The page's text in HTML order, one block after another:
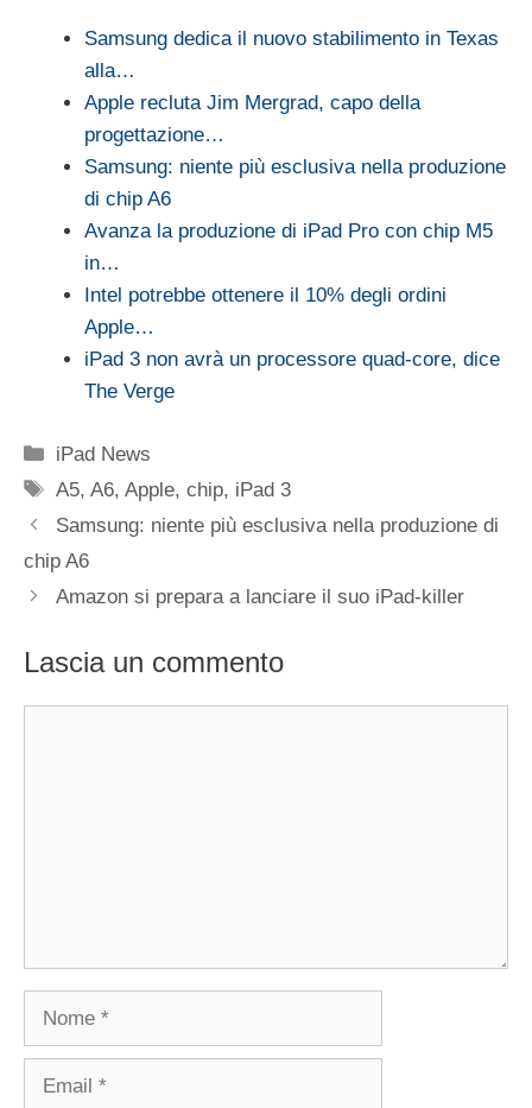
Samsung dedica il nuovo stabilimento in Texas
alla…
Apple recluta Jim Mergrad, capo della
progettazione…
Samsung: niente più esclusiva nella produzione
di chip A6
Avanza la produzione di iPad Pro con chip M5
in…
Intel potrebbe ottenere il 10% degli ordini
Apple…
iPad 3 non avrà un processore quad-core, dice
The Verge
Categorie
iPad News
Tag
A5,A6,Apple,chip, iPad 3
Samsung: niente più esclusiva nella produzione di
chip A6
Amazon si prepara a lanciare il suo iPad-killer
Lascia un commento